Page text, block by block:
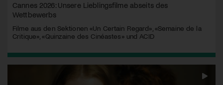
Cannes 2026: Unsere Lieblingsfilme abseits des
Wettbewerbs
Filme aus den Sektionen «Un Certain Regard», «Semaine de la
Critique», «Quinzaine des Cinéastes» und ACID